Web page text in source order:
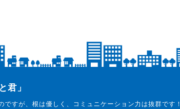
君」
すが、根は優しく、コミュニケーション力は抜群です！